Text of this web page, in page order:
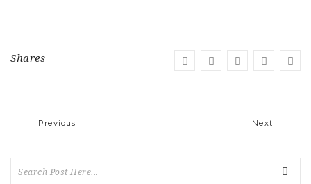
Shares
Previous Next